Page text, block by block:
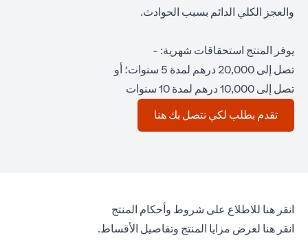
والعجز الكلي الدائم بسبب الحوادث.
يوفر المنتج استحقاقات شهرية: -
تصل إلى 20,000 درهم لمدة 5 سنوات؛ أو
تصل إلى 10,000 درهم لمدة 10 سنوات
تقدم بطلب لكي نتصل بك هنا
انقر هنا (opens in a new tab)للاطلاع على شروط وأحكام المنتج
انقر هنا (opens in a new tab)لعرض مزايا المنتج وتفاصيل الأقساط.